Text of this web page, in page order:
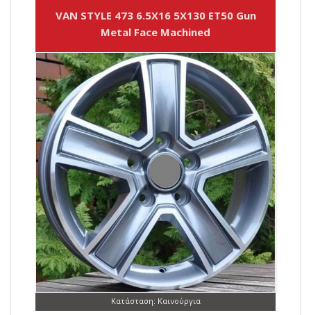
VAN STYLE 473 6.5X16 5X130 ET50 Gun
Metal Face Machined
Κατάσταση: Καινούργια